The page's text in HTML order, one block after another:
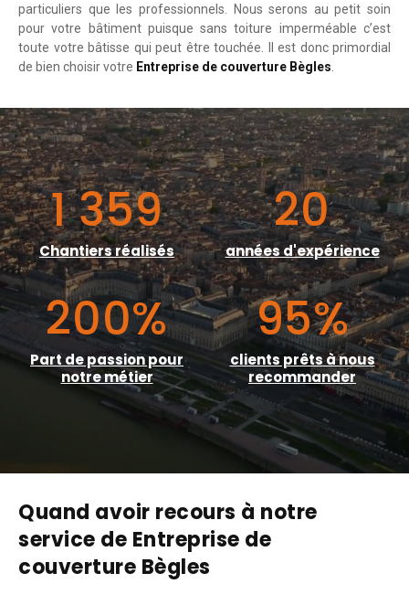
particuliers que les professionnels. Nous serons au petit soin
pour votre bâtiment puisque sans toiture imperméable c’est
toute votre bâtisse qui peut être touchée. Il est donc primordial
de bien choisir votre Entreprise de couverture Bègles
1 359
Chantiers réalisés
20
années d'expérience
200%
Part de passion pour
notre métier
95%
clients prêts à nous
recommander
Quand avoir recours à notre
service de Entreprise de
couverture Bègles